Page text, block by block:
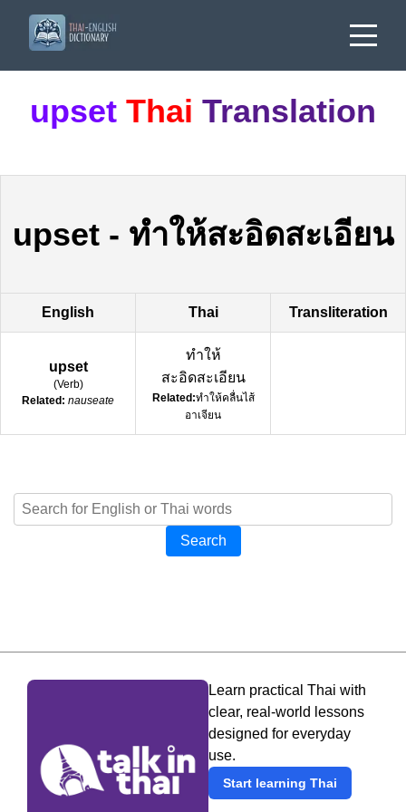
upset Thai Translation
upset- ทำให้สะอิดสะเอียน
English Thai Transliteration
upset
(Verb)
Related: nauseate
ทำให้
สะอิดสะเอียน
Related:ทำให้คลื่นไส้
อาเจียน
Search
Learn practical Thai with
clear, real-world lessons
designed for everyday
use.
Start learning Thai